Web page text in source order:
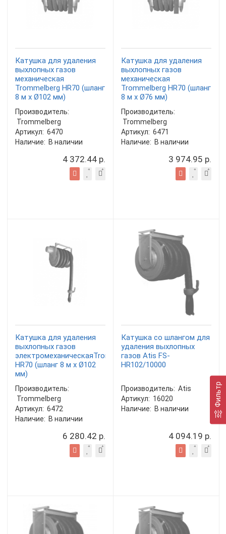
Фильтр
Катушка для удаления
выхлопных газов
механическая
Trommelberg HR70 (шланг
8 м х Ø102 мм)
Производитель:
Trommelberg
Артикул: 6470
Наличие: В наличии
4 372.44 р.
Катушка для удаления
выхлопных газов
механическая
Trommelberg HR70 (шланг
8 м х Ø76 мм)
Производитель:
Trommelberg
Артикул: 6471
Наличие: В наличии
3 974.95 р.
Катушка для удаления
выхлопных газов
электромеханическаяTrommelberg
HR70 (шланг 8 м х Ø102
мм)
Производитель:
Trommelberg
Артикул: 6472
Наличие: В наличии
6 280.42 р.
Катушка со шлангом для
удаления выхлопных
газов Atis FS-
HR102/10000
Производитель: Atis
Артикул: 16020
Наличие: В наличии
4 094.19 р.